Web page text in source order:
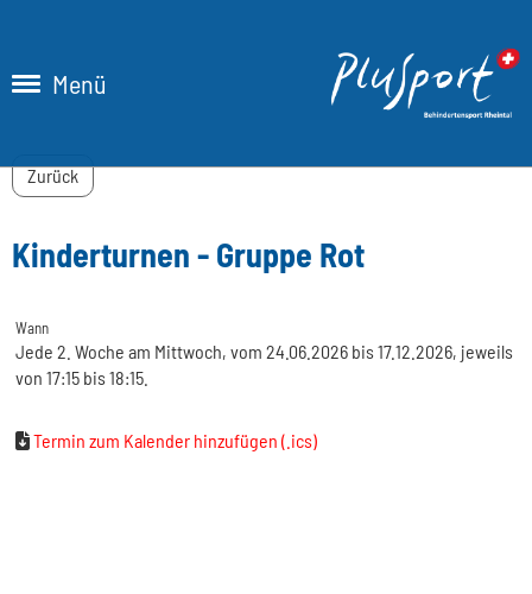
Menü
Zurück
Kinderturnen - Gruppe Rot
Wann
Jede 2. Woche am Mittwoch, vom 24.06.2026 bis 17.12.2026, jeweils
von 17:15 bis 18:15.
Termin zum Kalender hinzufügen (.ics)